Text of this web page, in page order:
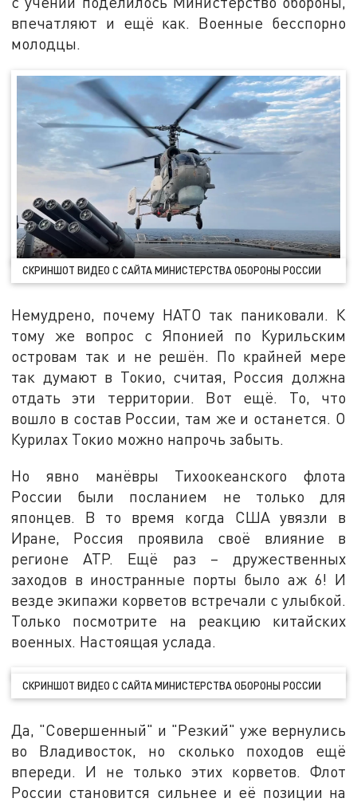
впечатляют и ещё как. Военные бесспорно
молодцы.
СКРИНШОТ ВИДЕО С САЙТА МИНИСТЕРСТВА ОБОРОНЫ РОССИИ
Немудрено, почему НАТО так паниковали. К
тому же вопрос с Японией по Курильским
островам так и не решён. По крайней мере
так думают в Токио, считая, Россия должна
отдать эти территории. Вот ещё. То, что
вошло в состав России, там же и останется. О
Курилах Токио можно напрочь забыть.
Но явно манёвры Тихоокеанского флота
России были посланием не только для
японцев. В то время когда США увязли в
Иране, Россия проявила своё влияние в
регионе АТР. Ещё раз – дружественных
заходов в иностранные порты было аж 6! И
везде экипажи корветов встречали с улыбкой.
Только посмотрите на реакцию китайских
военных. Настоящая услада.
СКРИНШОТ ВИДЕО С САЙТА МИНИСТЕРСТВА ОБОРОНЫ РОССИИ
Да, "Совершенный" и "Резкий" уже вернулись
во Владивосток, но сколько походов ещё
впереди. И не только этих корветов. Флот
России становится сильнее и её позиции на